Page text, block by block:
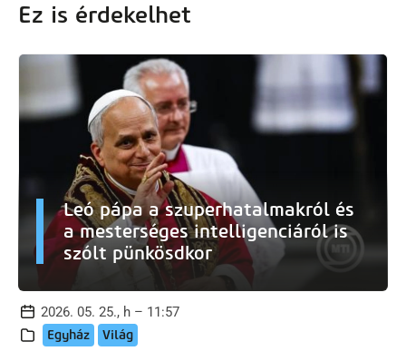
Ez is érdekelhet
Leó pápa a szuperhatalmakról és
a mesterséges intelligenciáról is
szólt pünkösdkor
2026. 05. 25., h – 11:57
Egyház Világ